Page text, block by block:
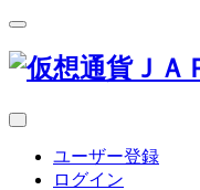
ユーザー登録
ログイン